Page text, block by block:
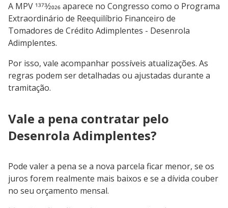
A MPV 1373⁄2026 aparece no Congresso como o Programa
Extraordinário de Reequilíbrio Financeiro de
Tomadores de Crédito Adimplentes - Desenrola
Adimplentes.
Por isso, vale acompanhar possíveis atualizações. As
regras podem ser detalhadas ou ajustadas durante a
tramitação.
Vale a pena contratar pelo
Desenrola Adimplentes?
Pode valer a pena se a nova parcela ficar menor, se os
juros forem realmente mais baixos e se a dívida couber
no seu orçamento mensal.